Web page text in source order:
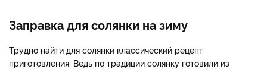
Заправка для солянки на зиму
Трудно найти для солянки классический рецепт
приготовления. Ведь по традиции солянку готовили из